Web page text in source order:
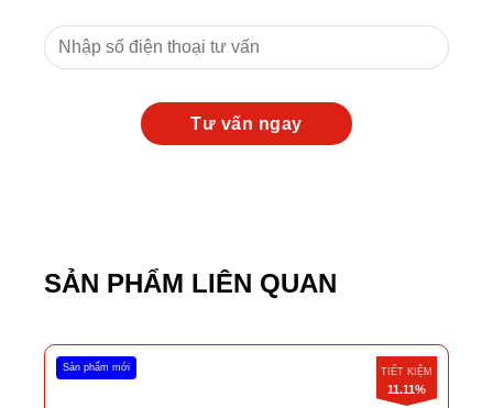
SẢN PHẨM LIÊN QUAN
Sản phẩm mới TIẾT KIỆM
11.11%